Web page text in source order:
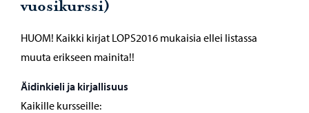
vuosikurssi)
HUOM! Kaikki kirjat LOPS2016 mukaisia ellei listassa
muuta erikseen mainita!!
Äidinkieli ja kirjallisuus
Kaikille kursseille: